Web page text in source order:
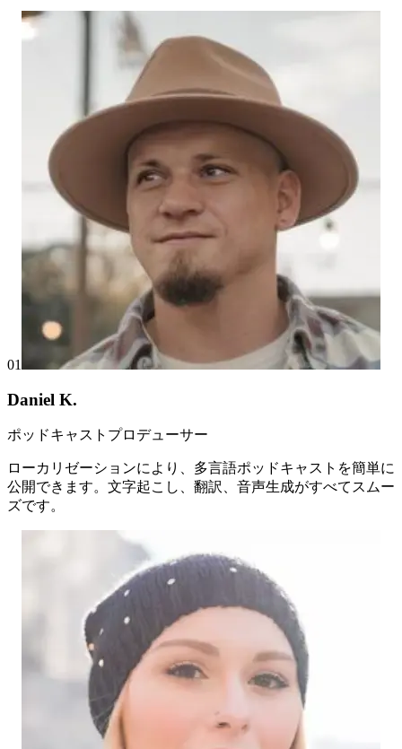
01
Daniel K.
ポッドキャストプロデューサー
ローカリゼーションにより、多言語ポッドキャストを簡単に
公開できます。文字起こし、翻訳、音声生成がすべてスムー
ズです。